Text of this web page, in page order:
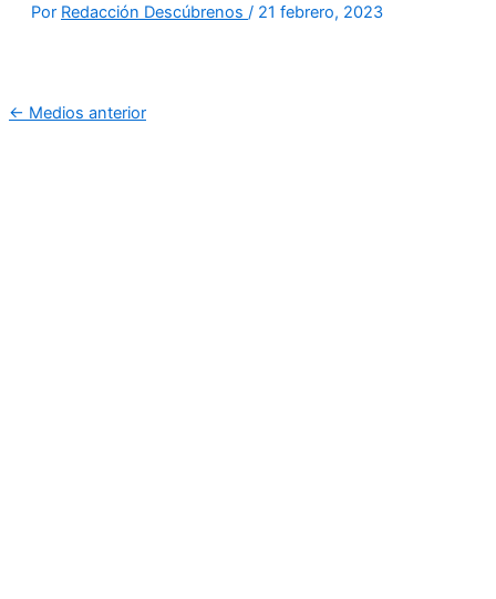
Por Redacción Descúbrenos / 21 febrero, 2023
← Medios anterior